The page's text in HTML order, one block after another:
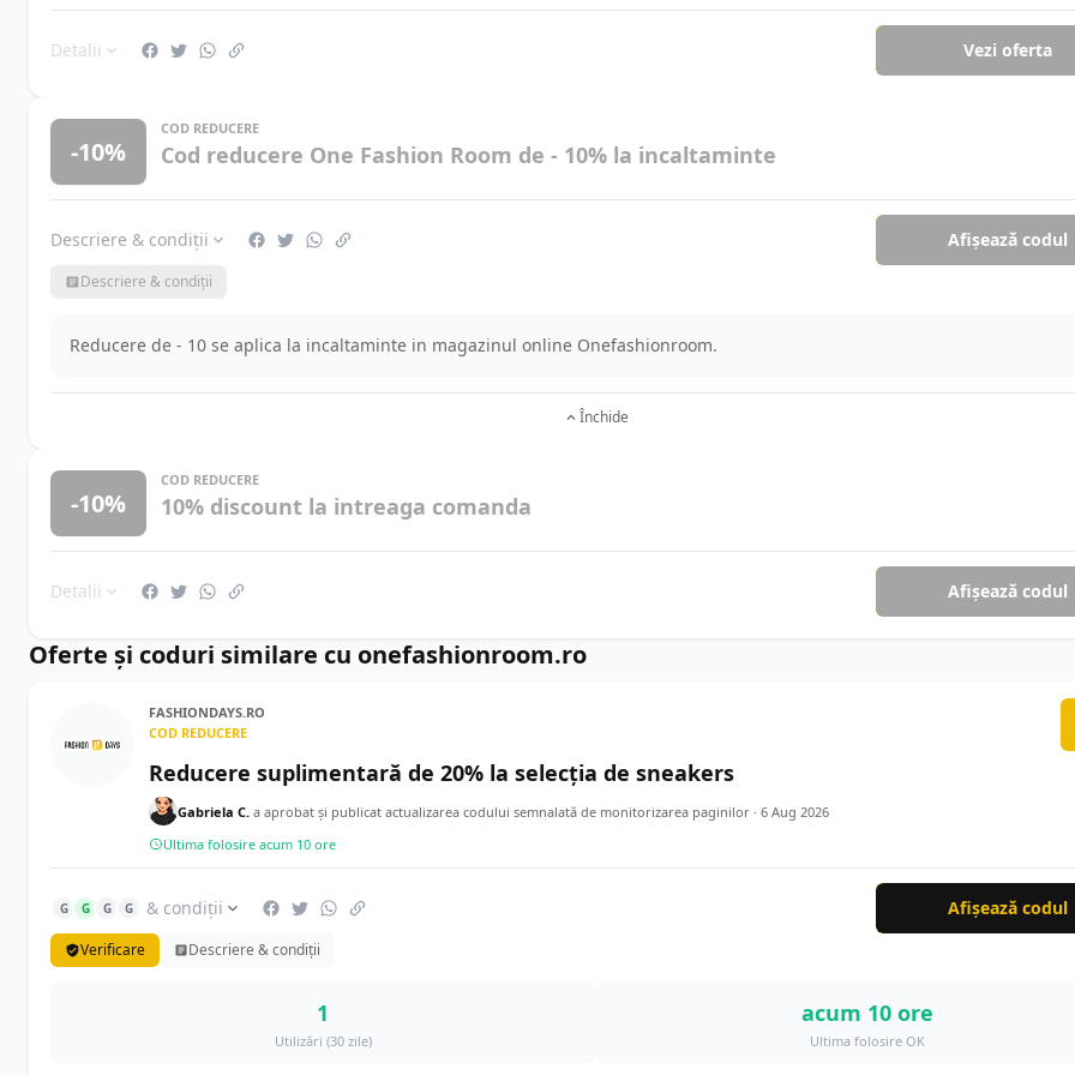
Detalii Vezi oferta
-10%
COD REDUCERE
Cod reducere One Fashion Room de - 10% la incaltaminte
Descriere & condiții Afișează codul
Descriere & condiții
Reducere de - 10 se aplica la incaltaminte in magazinul online Onefashionroom.
Închide
-10%
COD REDUCERE
10% discount la intreaga comanda
Detalii Afișează codul
Oferte și coduri similare cu onefashionroom.ro
FASHIONDAYS.RO
COD REDUCERE
Reducere suplimentară de 20% la selecția de sneakers
Gabriela C. a aprobat și publicat actualizarea codului semnalată de monitorizarea paginilor · 6 Aug 2026
Ultima folosire acum 10 ore
G G G G & condiții Afișează codul
Verificare Descriere & condiții
1
Utilizări (30 zile)
acum 10 ore
Ultima folosire OK